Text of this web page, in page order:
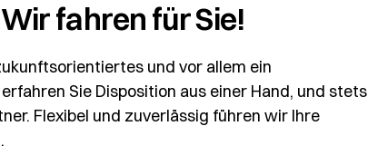
fahren für Sie!
und vor allem ein
Sie Disposition aus einer Hand, und stets
Flexibel und zuverlässig führen wir Ihre